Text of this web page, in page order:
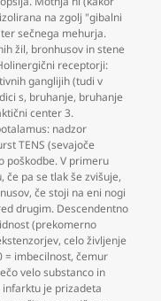
na zgolj "gibalni
sečnega mehurja.
žil, bronhusov in stene
receptorji:
ganglijih (tudi v
s, bruhanje, bruhanje
center 3.
nadzor
TENS (sevajoče
poškodbe. V primeru
,če pa se tlak še zvišuje,
,če stoji na eni nogi
drugim. Descendentno
(prekomerno
,celo življenje
= imbecilnost,čemur
velo substanco in
je prizadeta